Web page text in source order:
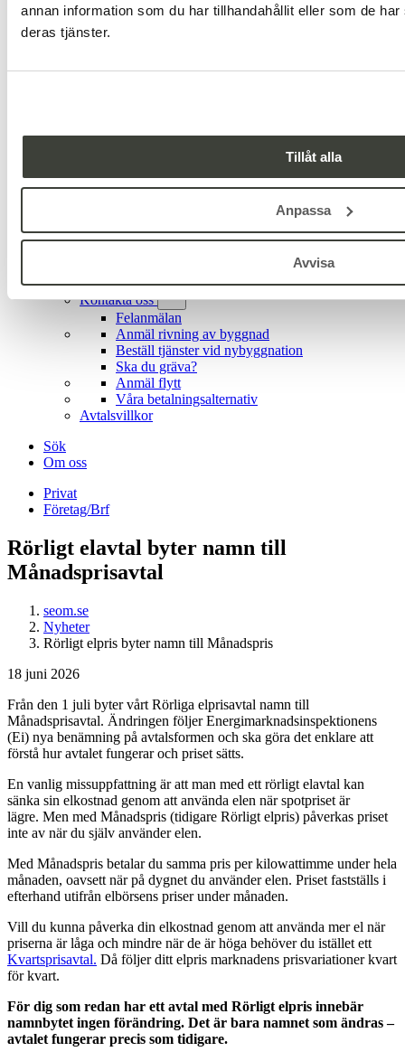
annan information som du har tillhandahållit eller som de
deras tjänster.
Tillåt alla
Anpassa
Avvisa
Spara vatten i vardagen
Dricksvatten
Vattenmätare
Avgifter och regler
Nyanslutning
Kontakta oss
Felanmälan
Anmäl rivning av byggnad
Beställ tjänster vid nybyggnation
Ska du gräva?
Anmäl flytt
Våra betalningsalternativ
Avtalsvillkor
Sök
Om oss
Privat
Företag/Brf
Rörligt elavtal byter namn till
Månadsprisavtal
seom.se
Nyheter
Rörligt elpris byter namn till Månadspris
18 juni 2026
Från den 1 juli byter vårt Rörliga elprisavtal namn till
Månadsprisavtal. Ändringen följer Energimarknadsinspektionens
(Ei) nya benämning på avtalsformen och ska göra det enklare att
förstå hur avtalet fungerar och priset sätts.
En vanlig missuppfattning är att man med ett rörligt elavtal kan
sänka sin elkostnad genom att använda elen när spotpriset är
lägre. Men med Månadspris (tidigare Rörligt elpris) påverkas priset
inte av när du själv använder elen.
Med Månadspris betalar du samma pris per kilowattimme under hela
månaden, oavsett när på dygnet du använder elen. Priset fastställs i
efterhand utifrån elbörsens priser under månaden.
Vill du kunna påverka din elkostnad genom att använda mer el när
priserna är låga och mindre när de är höga behöver du istället ett
Kvartsprisavtal. Då följer ditt elpris marknadens prisvariationer kvart
för kvart.
För dig som redan har ett avtal med Rörligt elpris innebär
namnbytet ingen förändring. Det är bara namnet som ändras –
avtalet fungerar precis som tidigare.